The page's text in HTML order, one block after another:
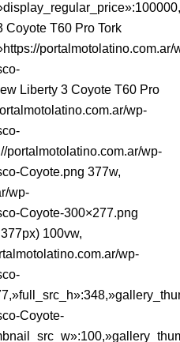
Coyote T60 Pro Tork
portalmotolatino.com.ar/
Liberty 3 Coyote T60 Pro
wp-
portalmotolatino.com.ar/wp-
Coyote.png 377w,
wp-
Coyote-300×277.png
100vw,
wp-
Coyote-